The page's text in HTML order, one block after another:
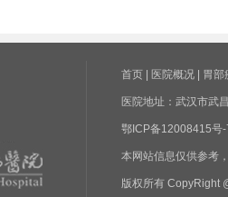
首页 医院概况 胃部
医院地址：武汉市武
鄂ICP备12008415号
本网站信息仅供参考
版权所有 CopyRight